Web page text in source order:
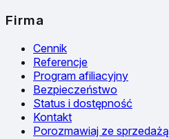
Firma
Cennik
Referencje
Program afiliacyjny
Bezpieczeństwo
Status i dostępność
Kontakt
Porozmawiaj ze sprzedażą